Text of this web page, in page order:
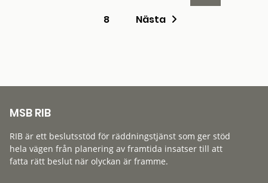
8
Nästa
MSB RIB
RIB är ett beslutsstöd för räddningstjänst som ger stöd
hela vägen från planering av framtida insatser till att
fatta rätt beslut när olyckan är framme.